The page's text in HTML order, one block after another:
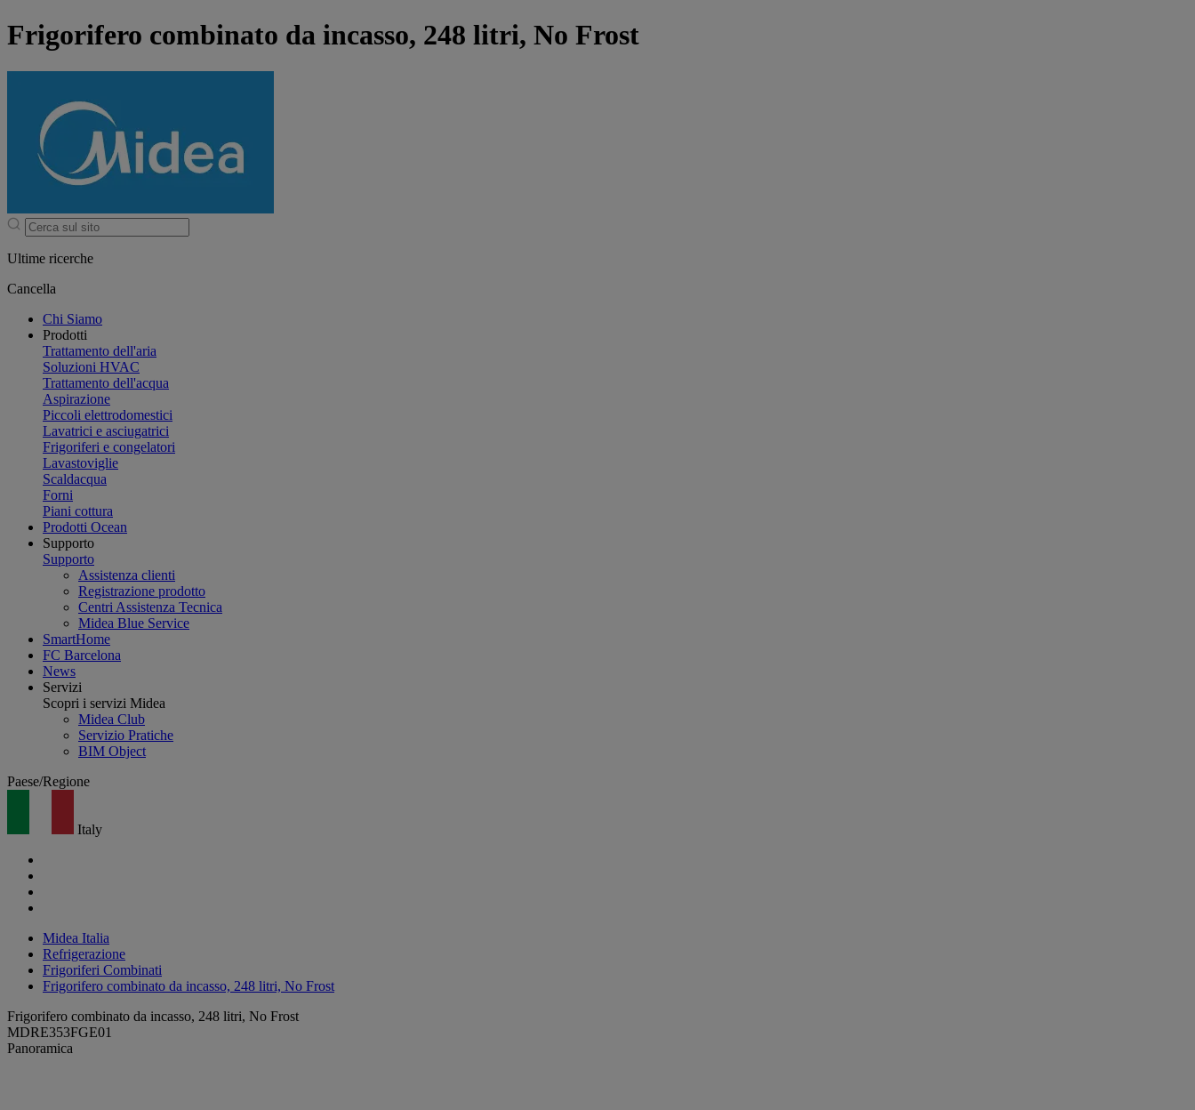
Frigorifero combinato da incasso, 248 litri, No Frost
Ultime ricerche
Cancella
Chi Siamo
Prodotti
Trattamento dell'aria
Soluzioni HVAC
Trattamento dell'acqua
Aspirazione
Piccoli elettrodomestici
Lavatrici e asciugatrici
Frigoriferi e congelatori
Lavastoviglie
Scaldacqua
Forni
Piani cottura
Prodotti Ocean
Supporto
Supporto
Assistenza clienti
Registrazione prodotto
Centri Assistenza Tecnica
Midea Blue Service
SmartHome
FC Barcelona
News
Servizi
Scopri i servizi Midea
Midea Club
Servizio Pratiche
BIM Object
Paese/Regione
Italy
Midea Italia
Refrigerazione
Frigoriferi Combinati
Frigorifero combinato da incasso, 248 litri, No Frost
Frigorifero combinato da incasso, 248 litri, No Frost
MDRE353FGE01
Panoramica